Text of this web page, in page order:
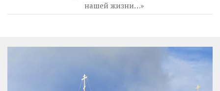
нашей жизни…»